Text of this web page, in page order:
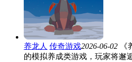
养龙人 传奇游戏2026-06-02
的模拟养成类游戏，玩家将邂